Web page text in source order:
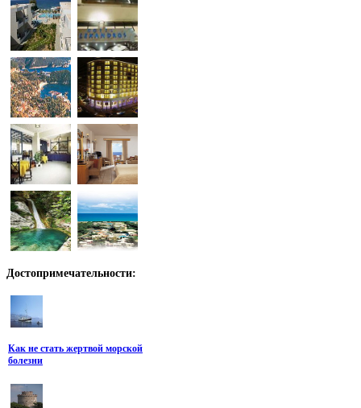
Достопримечательности:
Как не стать жертвой морской
болезни